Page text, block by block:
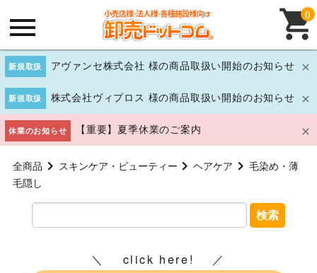
新規取扱 アヴァンセ株式会社 様の商品取扱い開始のお知らせ
新規取扱 株式会社ヴィプロス 様の商品取扱い開始のお知らせ
休業のお知らせ 【重要】夏季休業のご案内
0
全商品 スキンケア・ビューティー ヘアケア
毛染め・薄
毛隠し
検索
click here!